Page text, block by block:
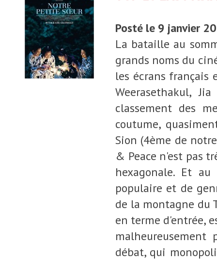
Posté le 9 janvier
La bataille au
grands noms du
les écrans français
Weerasethakul,
classement des
coutume,
Sion (4ème de
& Peace n'est pas
hexagonale. Et
populaire et de
de la montagne du
en terme d'entrée,
débat, qui